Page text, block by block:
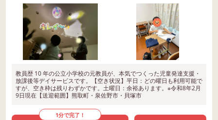
教員歴 10 年の公立小学校の元教員が、本気でつくった児童発達支援・
放課後等デイサービスです。【空き状況】平日：どの曜日も利用可能で
すが、空き枠は残りわずかです。土曜日：余裕あります。※令和8年2月
9日現在【送迎範囲】熊取町・泉佐野市・貝塚市
1分で完了！